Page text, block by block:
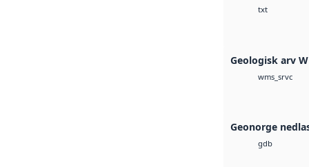
txt
Geologisk arv
wms_srvc
Geonorge
gdb